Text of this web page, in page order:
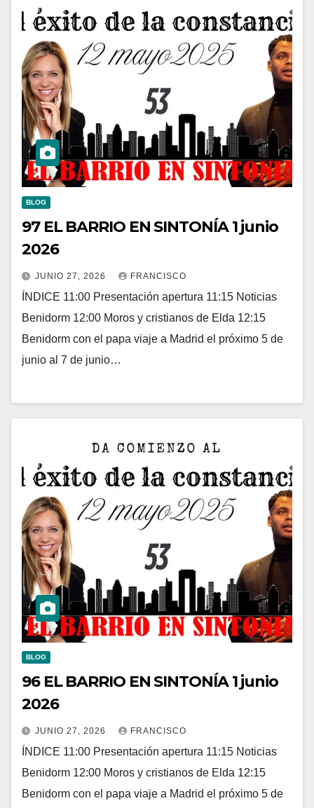
BLOG
97 EL BARRIO EN SINTONÍA 1 junio
2026
JUNIO 27, 2026 FRANCISCO
ÍNDICE 11:00 Presentación apertura 11:15 Noticias
Benidorm 12:00 Moros y cristianos de Elda 12:15
Benidorm con el papa viaje a Madrid el próximo 5 de
junio al 7 de junio…
BLOG
96 EL BARRIO EN SINTONÍA 1 junio
2026
JUNIO 27, 2026 FRANCISCO
ÍNDICE 11:00 Presentación apertura 11:15 Noticias
Benidorm 12:00 Moros y cristianos de Elda 12:15
Benidorm con el papa viaje a Madrid el próximo 5 de